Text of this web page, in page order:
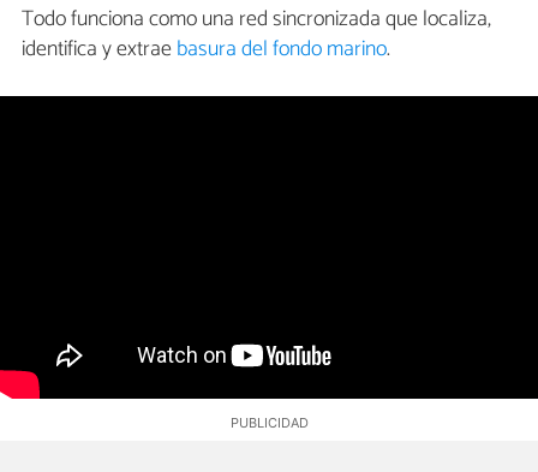
Todo funciona como una red sincronizada que localiza,
identifica y extraebasura del fondo marino.